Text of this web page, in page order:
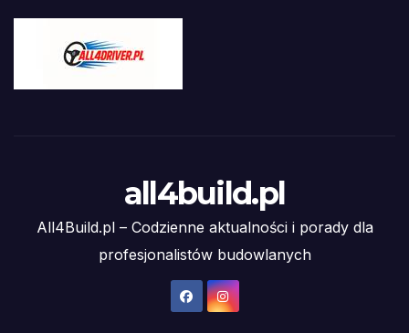
all4build.pl
All4Build.pl – Codzienne aktualności i porady dla
profesjonalistów budowlanych